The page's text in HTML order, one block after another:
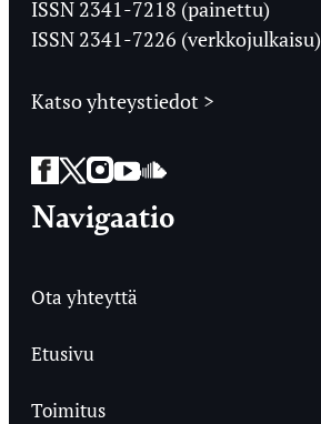
ISSN 2341-7218 (painettu)
ISSN 2341-7226 (verkkojulkaisu)
Katso yhteystiedot >
Facebook
Twitter
Instagram
YouTube
SoundCloud
Navigaatio
Ota yhteyttä
Etusivu
Toimitus